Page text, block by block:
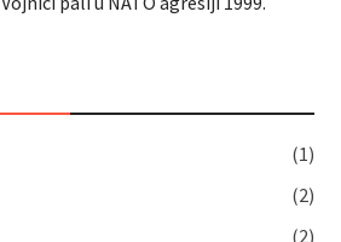
(1)
(2)
(2)